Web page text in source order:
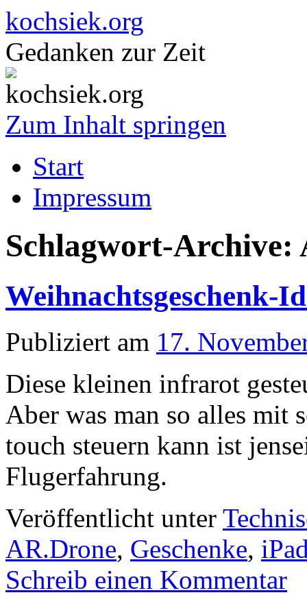
kochsiek.org
Gedanken zur Zeit
Zum Inhalt springen
Start
Impressum
Schlagwort-Archive:
Weihnachtsgeschenk-
Publiziert am 17.
Diese kleinen infrarot
Aber was man so alles mit
touch steuern kann ist
Flugerfahrung.
Veröffentlicht unter
AR.Drone, Geschenke,
Schreib einen Kommentar